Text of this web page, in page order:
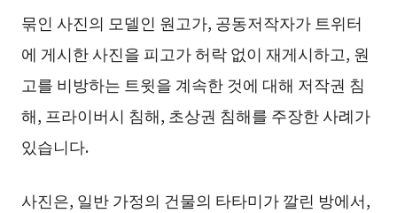
묶인 사진의 모델인 원고가, 공동저작자가 트위터
에 게시한 사진을 피고가 허락 없이 재게시하고, 원
고를 비방하는 트윗을 계속한 것에 대해 저작권 침
해, 프라이버시 침해, 초상권 침해를 주장한 사례가
있습니다.
사진은, 일반 가정의 건물의 타타미가 깔린 방에서,